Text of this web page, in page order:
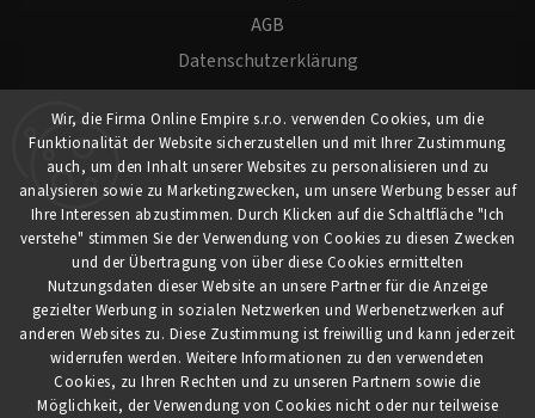
Wir, die Firma Online Empire s.r.o. verwenden Cookies, um die
Funktionalität der Website sicherzustellen und mit Ihrer Zustimmung
auch, um den Inhalt unserer Websites zu personalisieren und zu
analysieren sowie zu Marketingzwecken, um unsere Werbung besser auf
Ihre Interessen abzustimmen. Durch Klicken auf die Schaltfläche "Ich
verstehe" stimmen Sie der Verwendung von Cookies zu diesen Zwecken
und der Übertragung von über diese Cookies ermittelten
Nutzungsdaten dieser Website an unsere Partner für die Anzeige
gezielter Werbung in sozialen Netzwerken und Werbenetzwerken auf
anderen Websites zu. Diese Zustimmung ist freiwillig und kann jederzeit
widerrufen werden. Weitere Informationen zu den verwendeten
Cookies, zu Ihren Rechten und zu unseren Partnern sowie die
Möglichkeit, der Verwendung von Cookies nicht oder nur teilweise
AGB
Datenschutzerklärung
Versand und Zahlung
Warenrücksendung
Impressum
Für Kunden
Mein Konto
Registrierung
Anmeldung